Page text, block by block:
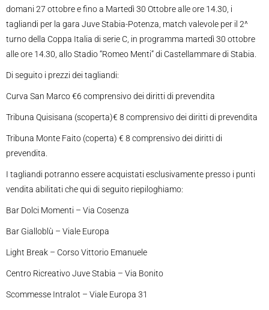
domani 27 ottobre e fino a Martedì 30 Ottobre alle ore 14.30, i
tagliandi per la gara Juve Stabia-Potenza, match valevole per il 2^
turno della Coppa Italia di serie C, in programma martedì 30 ottobre
alle ore 14.30, allo Stadio “Romeo Menti” di Castellammare di Stabia.
Di seguito i prezzi dei tagliandi:
Curva San Marco €6 comprensivo dei diritti di prevendita
Tribuna Quisisana (scoperta)€ 8 comprensivo dei diritti di prevendita
Tribuna Monte Faito (coperta) € 8 comprensivo dei diritti di
prevendita.
I tagliandi potranno essere acquistati esclusivamente presso i punti
vendita abilitati che qui di seguito riepiloghiamo:
Bar Dolci Momenti – Via Cosenza
Bar Gialloblù – Viale Europa
Light Break – Corso Vittorio Emanuele
Centro Ricreativo Juve Stabia – Via Bonito
Scommesse Intralot – Viale Europa 31